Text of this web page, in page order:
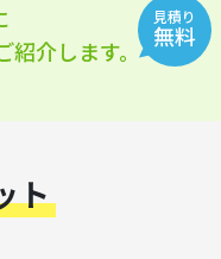
紹介します。
見積り
無料
ト